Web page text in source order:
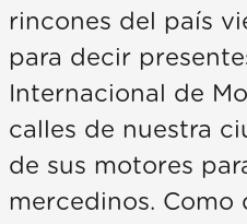
rincones del país
para decir
Internacional de
calles de nuestra
de sus motores
mercedinos. Como